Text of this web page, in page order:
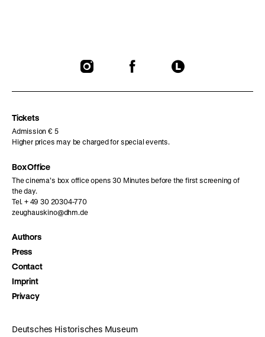
To
To
To
Tickets
Admission € 5
Higher prices may be charged for special events.
Box Office
The cinema’s box office opens 30 Minutes before the first screening of
the day.
Tel. + 49 30 20304-770
zeughauskino@dhm.de
Authors
Press
Contact
Imprint
Privacy
Deutsches Historisches Museum